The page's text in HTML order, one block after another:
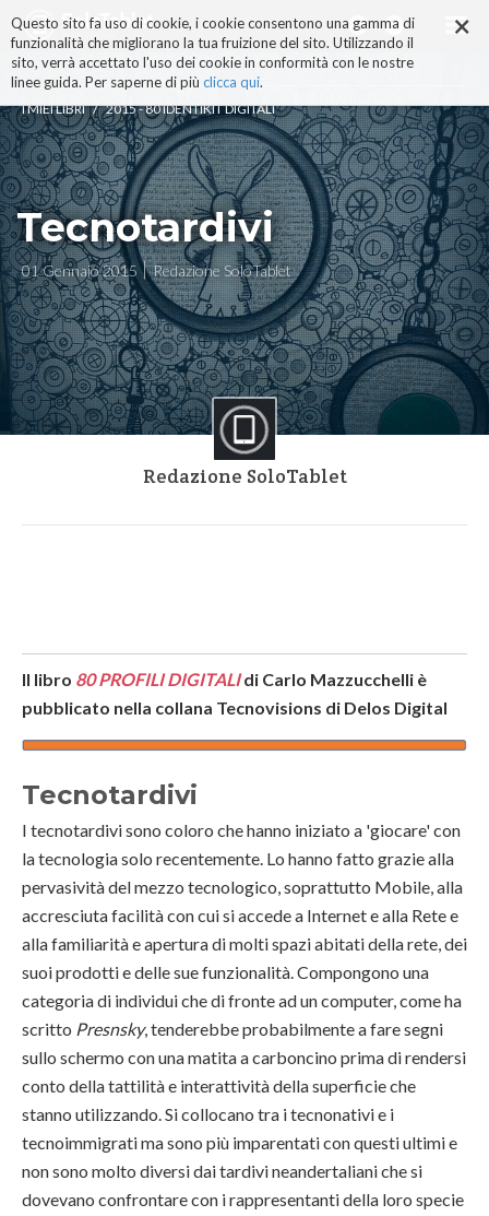
×
Questo sito fa uso di cookie, i cookie consentono una gamma di
funzionalità che migliorano la tua fruizione del sito. Utilizzando il
sito, verrà accettato l'uso dei cookie in conformità con le nostre
linee guida. Per saperne di più clicca qui.
ai
contenuti.
|
alla
navigazione
I MIEI LIBRI / 2015 - 80 IDENTIKIT DIGITALI
Tecnotardivi
01 Gennaio 2015 Redazione SoloTablet
Redazione SoloTablet
Il libro 80 PROFILI DIGITALI di Carlo Mazzucchelli è
pubblicato nella collana Tecnovisions di Delos Digital
Tecnotardivi
I tecnotardivi sono coloro che hanno iniziato a 'giocare' con
la tecnologia solo recentemente. Lo hanno fatto grazie alla
pervasività del mezzo tecnologico, soprattutto Mobile, alla
accresciuta facilità con cui si accede a Internet e alla Rete e
alla familiarità e apertura di molti spazi abitati della rete, dei
suoi prodotti e delle sue funzionalità. Compongono una
categoria di individui che di fronte ad un computer, come ha
scritto Presnsky, tenderebbe probabilmente a fare segni
sullo schermo con una matita a carboncino prima di rendersi
conto della tattilità e interattività della superficie che
stanno utilizzando. Si collocano tra i tecnonativi e i
tecnoimmigrati ma sono più imparentati con questi ultimi e
non sono molto diversi dai tardivi neandertaliani che si
dovevano confrontare con i rappresentanti della loro specie